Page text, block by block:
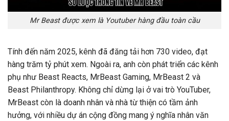
Mr Beast được xem là Youtuber hàng đầu toàn cầu
Tính đến năm 2025, kênh đã đăng tải hơn 730 video, đạt
hàng trăm tỷ phút xem. Ngoài ra, anh còn phát triển các kênh
phụ như Beast Reacts, MrBeast Gaming, MrBeast 2 và
Beast Philanthropy. Không chỉ dừng lại ở vai trò YouTuber,
MrBeast còn là doanh nhân và nhà từ thiện có tầm ảnh
hưởng, với nhiều dự án cộng đồng mang ý nghĩa nhân văn